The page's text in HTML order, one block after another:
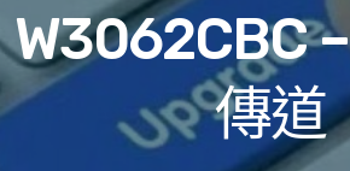
W3062CBC
傳道